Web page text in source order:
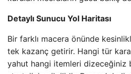
Detaylı Sunucu Yol Haritası
Bir farklı macera önünde
tek kazanç getirir. Hangi tür
yahut hangi itemleri dizeceğiniz